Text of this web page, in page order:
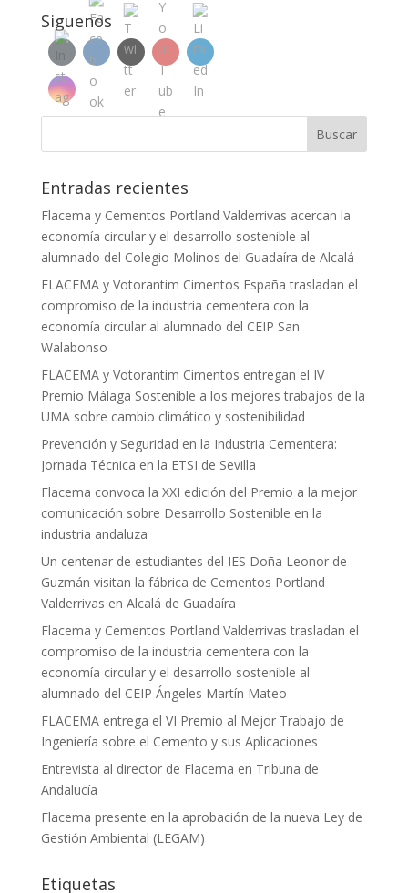
Siguenos
Entradas recientes
Flacema y Cementos Portland Valderrivas acercan la
economía circular y el desarrollo sostenible al
alumnado del Colegio Molinos del Guadaíra de Alcalá
FLACEMA y Votorantim Cimentos España trasladan el
compromiso de la industria cementera con la
economía circular al alumnado del CEIP San
Walabonso
FLACEMA y Votorantim Cimentos entregan el IV
Premio Málaga Sostenible a los mejores trabajos de la
UMA sobre cambio climático y sostenibilidad
Prevención y Seguridad en la Industria Cementera:
Jornada Técnica en la ETSI de Sevilla
Flacema convoca la XXI edición del Premio a la mejor
comunicación sobre Desarrollo Sostenible en la
industria andaluza
Un centenar de estudiantes del IES Doña Leonor de
Guzmán visitan la fábrica de Cementos Portland
Valderrivas en Alcalá de Guadaíra
Flacema y Cementos Portland Valderrivas trasladan el
compromiso de la industria cementera con la
economía circular y el desarrollo sostenible al
alumnado del CEIP Ángeles Martín Mateo
FLACEMA entrega el VI Premio al Mejor Trabajo de
Ingeniería sobre el Cemento y sus Aplicaciones
Entrevista al director de Flacema en Tribuna de
Andalucía
Flacema presente en la aprobación de la nueva Ley de
Gestión Ambiental (LEGAM)
Etiquetas